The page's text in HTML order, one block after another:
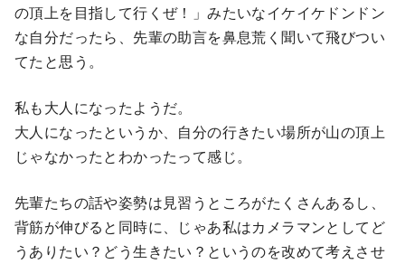
の頂上を目指して行くぜ！」みたいなイケイケドンドン
な自分だったら、先輩の助言を鼻息荒く聞いて飛びつい
てたと思う。
私も大人になったようだ。
大人になったというか、自分の行きたい場所が山の頂上
じゃなかったとわかったって感じ。
先輩たちの話や姿勢は見習うところがたくさんあるし、
背筋が伸びると同時に、じゃあ私はカメラマンとしてど
うありたい？どう生きたい？というのを改めて考えさせ